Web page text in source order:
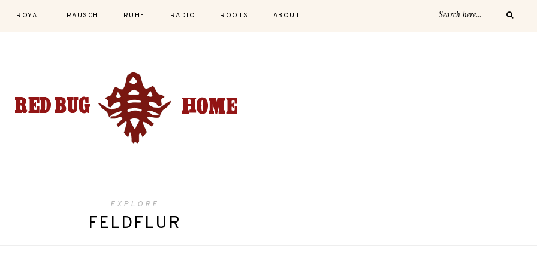
ROYAL RAUSCH RUHE RADIO ROOTS ABOUT
EXPLORE
FELDFLUR